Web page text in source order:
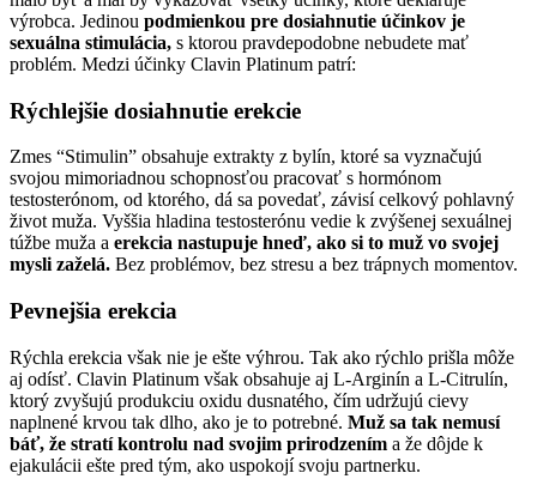
výrobca. Jedinou podmienkou pre dosiahnutie účinkov je
sexuálna stimulácia, s ktorou pravdepodobne nebudete mať
problém. Medzi účinky Clavin Platinum patrí:
Rýchlejšie dosiahnutie erekcie
Zmes “Stimulin” obsahuje extrakty z bylín, ktoré sa vyznačujú
svojou mimoriadnou schopnosťou pracovať s hormónom
testosterónom, od ktorého, dá sa povedať, závisí celkový pohlavný
život muža. Vyššia hladina testosterónu vedie k zvýšenej sexuálnej
túžbe muža a erekcia nastupuje hneď, ako si to muž vo svojej
mysli zaželá. Bez problémov, bez stresu a bez trápnych momentov.
Pevnejšia erekcia
Rýchla erekcia však nie je ešte výhrou. Tak ako rýchlo prišla môže
aj odísť. Clavin Platinum však obsahuje aj L-Arginín a L-Citrulín,
ktorý zvyšujú produkciu oxidu dusnatého, čím udržujú cievy
naplnené krvou tak dlho, ako je to potrebné. Muž sa tak nemusí
báť, že stratí kontrolu nad svojim prirodzením a že dôjde k
ejakulácii ešte pred tým, ako uspokojí svoju partnerku.